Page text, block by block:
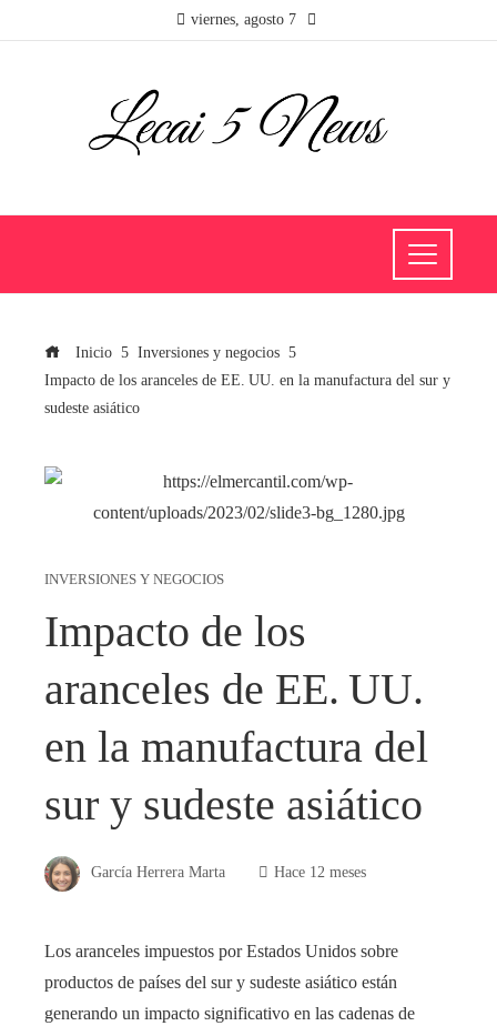
viernes, agosto 7
Inicio
Inversiones y negocios
Impacto de los aranceles de EE. UU. en la manufactura del sur y
sudeste asiático
INVERSIONES Y NEGOCIOS
Impacto de los
aranceles de EE. UU.
en la manufactura del
sur y sudeste asiático
García Herrera Marta Hace 12 meses
Los aranceles impuestos por Estados Unidos sobre
productos de países del sur y sudeste asiático están
generando un impacto significativo en las cadenas de